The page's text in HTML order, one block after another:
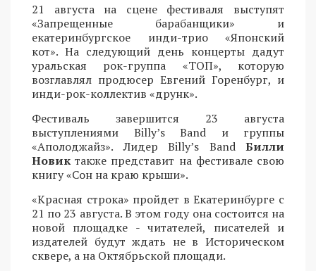
21 августа на сцене фестиваля выступят
«Запрещенные барабанщики» и
екатеринбургское инди-трио «Японский
кот». На следующий день концерты дадут
уральская рок-группа «ТОП», которую
возглавлял продюсер Евгений Горенбург, и
инди-рок-коллектив «друнк».
Фестиваль завершится 23 августа
выступлениями Billy’s Band и группы
«Аполоджайз». Лидер Billy’s Band Билли
Новик также представит на фестивале свою
книгу «Сон на краю крыши».
«Красная строка» пройдет в Екатеринбурге с
21 по 23 августа. В этом году она состоится на
новой площадке - читателей, писателей и
издателей будут ждать не в Историческом
сквере, а на Октябрьской площади.